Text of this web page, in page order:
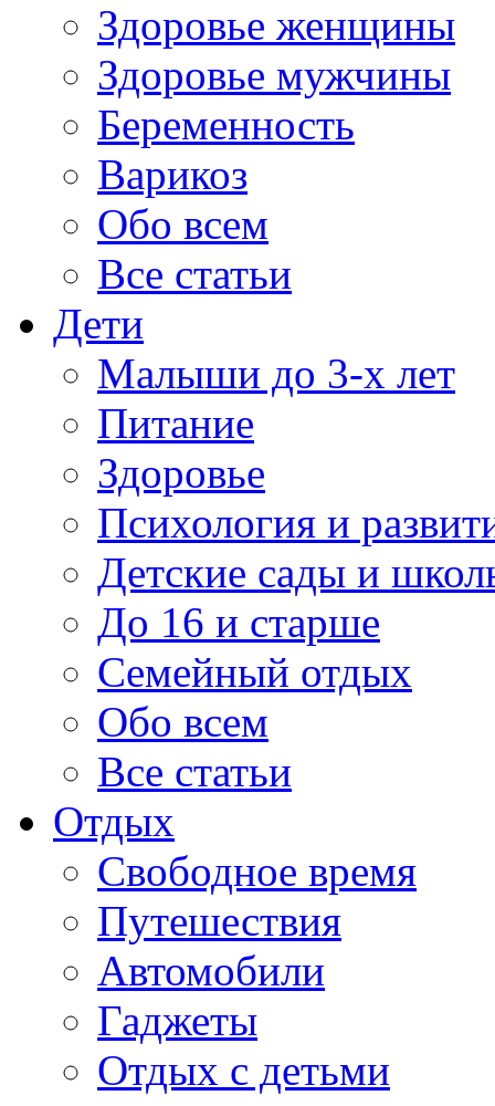
Здоровье женщины
Здоровье мужчины
Беременность
Варикоз
Обо всем
Все статьи
Дети
Малыши до 3-х лет
Питание
Здоровье
Психология и
Детские сады и
До 16 и старше
Семейный отдых
Обо всем
Все статьи
Отдых
Свободное время
Путешествия
Автомобили
Гаджеты
Отдых с детьми